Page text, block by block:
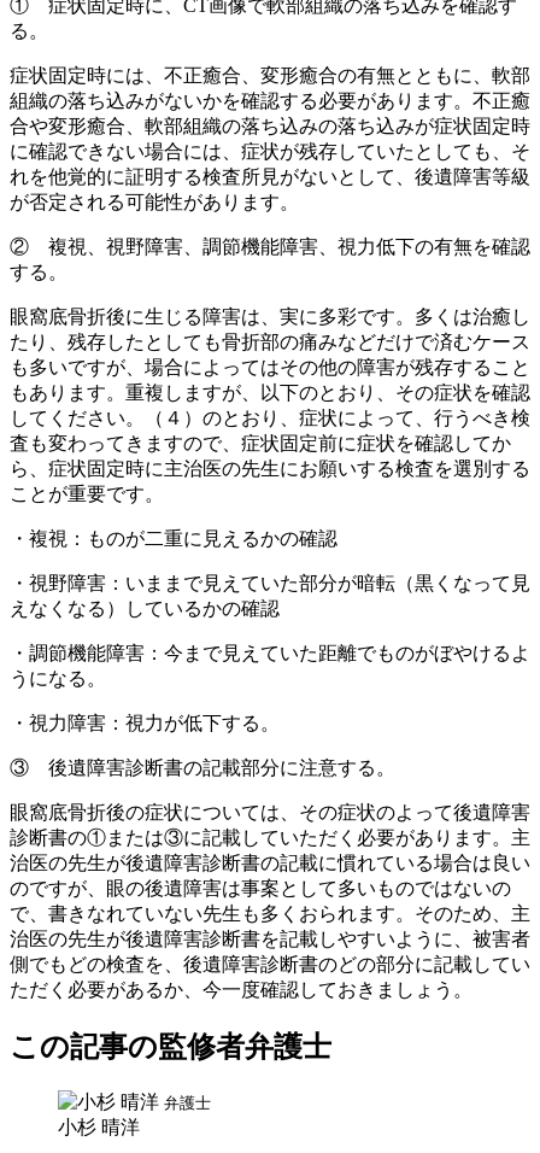
① 症状固定時に、CT画像で軟部組織の落ち込みを確認す
る。
症状固定時には、不正癒合、変形癒合の有無とともに、軟部
組織の落ち込みがないかを確認する必要があります。不正癒
合や変形癒合、軟部組織の落ち込みの落ち込みが症状固定時
に確認できない場合には、症状が残存していたとしても、そ
れを他覚的に証明する検査所見がないとして、後遺障害等級
が否定される可能性があります。
② 複視、視野障害、調節機能障害、視力低下の有無を確認
する。
眼窩底骨折後に生じる障害は、実に多彩です。多くは治癒し
たり、残存したとしても骨折部の痛みなどだけで済むケース
も多いですが、場合によってはその他の障害が残存すること
もあります。重複しますが、以下のとおり、その症状を確認
してください。（４）のとおり、症状によって、行うべき検
査も変わってきますので、症状固定前に症状を確認してか
ら、症状固定時に主治医の先生にお願いする検査を選別する
ことが重要です。
・複視：ものが二重に見えるかの確認
・視野障害：いままで見えていた部分が暗転（黒くなって見
えなくなる）しているかの確認
・調節機能障害：今まで見えていた距離でものがぼやけるよ
うになる。
・視力障害：視力が低下する。
③ 後遺障害診断書の記載部分に注意する。
眼窩底骨折後の症状については、その症状のよって後遺障害
診断書の①または③に記載していただく必要があります。主
治医の先生が後遺障害診断書の記載に慣れている場合は良い
のですが、眼の後遺障害は事案として多いものではないの
で、書きなれていない先生も多くおられます。そのため、主
治医の先生が後遺障害診断書を記載しやすいように、被害者
側でもどの検査を、後遺障害診断書のどの部分に記載してい
ただく必要があるか、今一度確認しておきましょう。
この記事の監修者弁護士
弁護士
小杉 晴洋